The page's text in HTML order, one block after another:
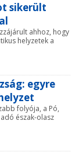
sikerült
ahhoz, hogy
helyzetek a
egyre
folyója, a Pó,
észak-olasz